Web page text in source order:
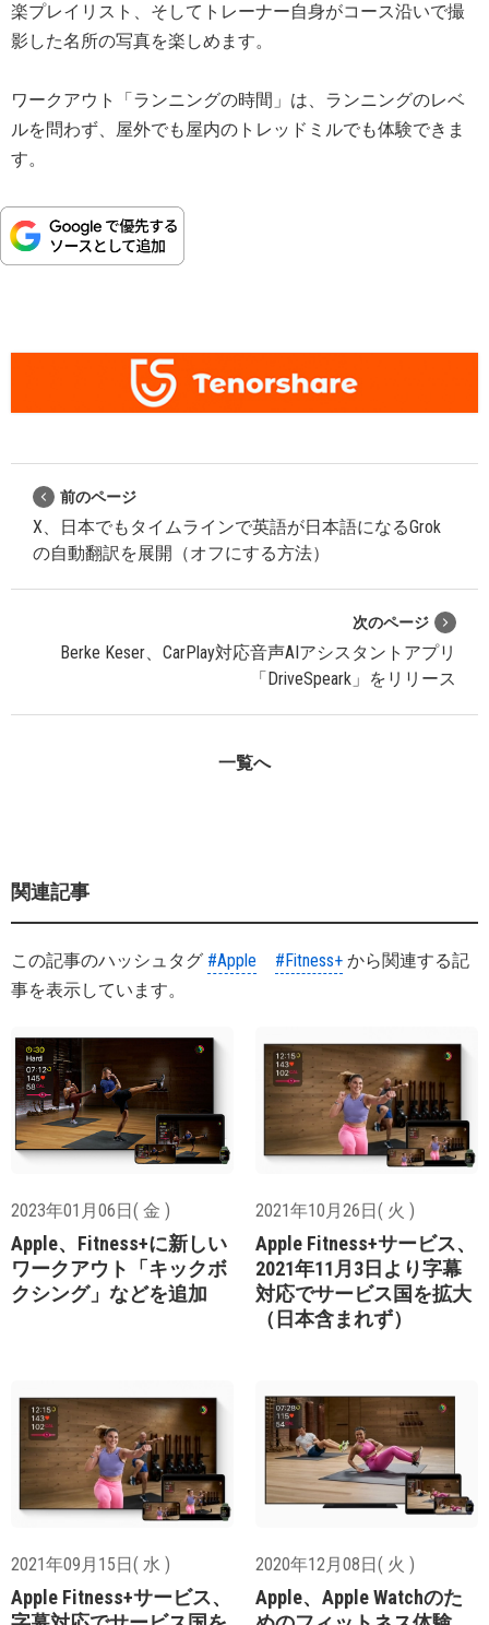
楽プレイリスト、そしてトレーナー自身がコース沿いで撮
影した名所の写真を楽しめます。
ワークアウト「ランニングの時間」は、ランニングのレベ
ルを問わず、屋外でも屋内のトレッドミルでも体験できま
す。
前のページ
X、日本でもタイムラインで英語が日本語になるGrok
の自動翻訳を展開（オフにする方法）
次のページ
Berke Keser、CarPlay対応音声AIアシスタントアプリ
「DriveSpeark」をリリース
一覧へ
関連記事
この記事のハッシュタグ #Apple #Fitness+ から関連する記
事を表示しています。
2023年01月06日( 金 )
Apple、Fitness+に新しい
ワークアウト「キックボ
クシング」などを追加
2021年10月26日( 火 )
Apple Fitness+サービス、
2021年11月3日より字幕
対応でサービス国を拡大
（日本含まれず）
2021年09月15日( 水 )
Apple Fitness+サービス、
2020年12月08日( 火 )
Apple、Apple Watchのた